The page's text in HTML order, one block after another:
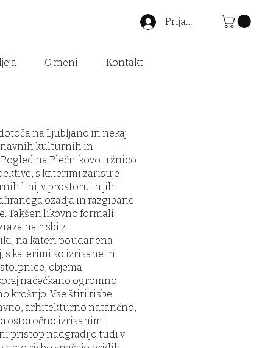
Prijava
O meni Kontakt
na Ljubljano in nekaj
kulturnih in
na Plečnikovo tržnico
s katerimi zarisuje
linij v prostoru in jih
ozadja in razgibane
Takšen likovno formali
na risbi z
na kateri poudarjena
katerimi so izrisane in
objema
načečkano ogromno
krošnjo. Vse štiri risbe
arhitekturno natančno,
izrisanimi
pristop nadgradijo tudi v